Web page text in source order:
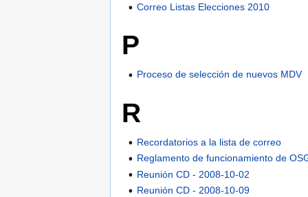
Correo Listas Elecciones 2010
P
Proceso de selección de nuevos MDV
R
Recordatorios a la lista de correo
Reglamento de funcionamiento de
Reunión CD - 2008-10-02
Reunión CD - 2008-10-09